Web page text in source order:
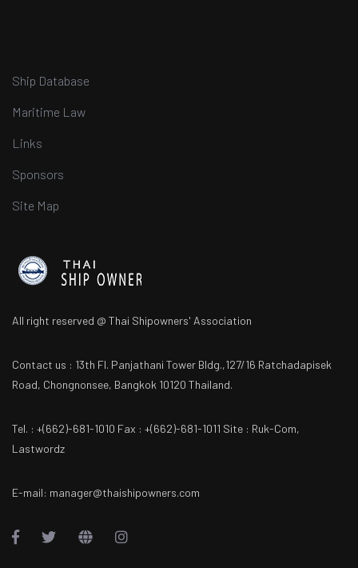
Ship Database
Maritime Law
Links
Sponsors
Site Map
All right reserved @ Thai Shipowners' Association
Contact us : 13th Fl. Panjathani Tower Bldg.,127/16 Ratchadapisek
Road, Chongnonsee, Bangkok 10120 Thailand.
Tel. : +(662)-681-1010 Fax : +(662)-681-1011 Site : Ruk-Com,
Lastwordz
E-mail: manager@thaishipowners.com